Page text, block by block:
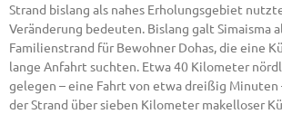
Strand bislang als nahes Erholungsgebiet
Veränderung bedeuten. Bislang galt Simaisma
Familienstrand für Bewohner Dohas, die eine
lange Anfahrt suchten. Etwa 40 Kilometer
gelegen – eine Fahrt von etwa dreißig Minuten
der Strand über sieben Kilometer makelloser